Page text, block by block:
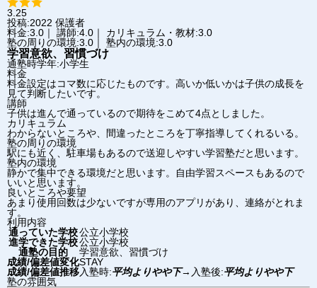
3.25
投稿:2022 保護者
料金:3.0｜ 講師:4.0｜ カリキュラム・教材:3.0
塾の周りの環境:3.0｜ 塾内の環境:3.0
学習意欲、習慣づけ
通塾時学年:小学生
料金
料金設定はコマ数に応じたものです。高いか低いかは子供の成長を
見て判断したいです。
講師
子供は進んで通っているので期待をこめて4点としました。
カリキュラム
わからないところや、間違ったところを丁寧指導してくれるいる。
塾の周りの環境
駅にも近く、駐車場もあるので送迎しやすい学習塾だと思います。
塾内の環境
静かで集中できる環境だと思います。自由学習スペースもあるので
いいと思います。
良いところや要望
あまり使用回数は少ないですが専用のアプリがあり、連絡がとれま
す。
利用内容
通っていた学校公立小学校
進学できた学校公立小学校
通塾の目的
学習意欲、習慣づけ
成績/偏差値変化STAY
成績/偏差値推移入塾時:平均よりやや下→ 入塾後:平均よりやや下
塾の雰囲気